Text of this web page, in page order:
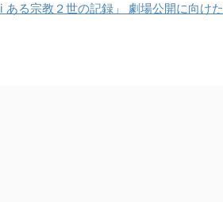
る宗教２世の記録」 劇場公開に向けた